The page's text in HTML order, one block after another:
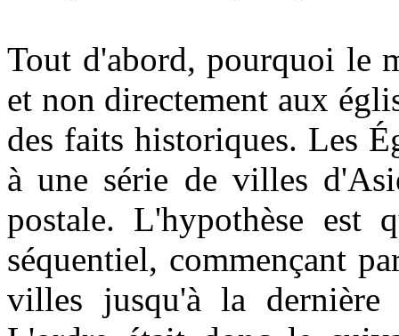
Tout d'abord, pourquoi le
et non directement aux
des faits historiques. Les
à une série de villes
postale. L'hypothèse est
séquentiel, commençant
villes jusqu'à la dernière